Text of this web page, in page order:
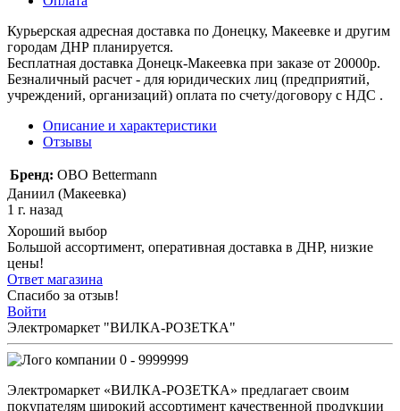
Курьерская адресная доставка по Донецку, Макеевке и другим
городам ДНР планируется.
Бесплатная доставка Донецк-Макеевка при заказе от 20000р.
Безналичный расчет - для юридических лиц (предприятий,
учреждений, организаций) оплата по счету/договору с НДС .
Описание и характеристики
Отзывы
Бренд: OBO Bettermann
Даниил (Макеевка)
1 г. назад
Хороший выбор
Большой ассортимент, оперативная доставка в ДНР, низкие
цены!
Ответ магазина
Спасибо за отзыв!
Войти
Электромаркет "ВИЛКА-РОЗЕТКА"
0 - 9999999
Электромаркет «ВИЛКА-РОЗЕТКА» предлагает своим
покупателям широкий ассортимент качественной продукции